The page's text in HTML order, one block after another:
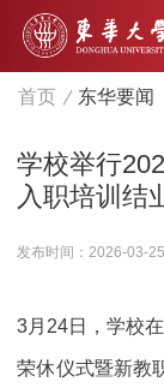
首页 东华要闻
学校举行
入职培训结
发布时间：2026-03-25
3月24日，学校
荣休仪式暨新教